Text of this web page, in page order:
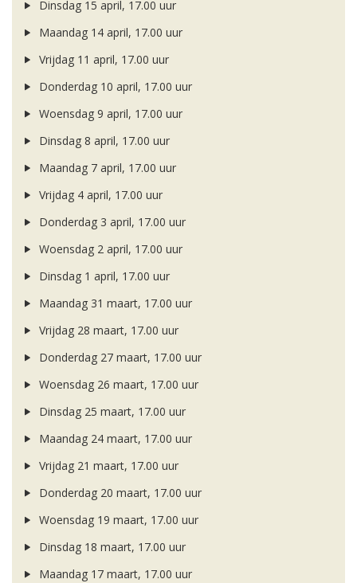
Dinsdag 15 april, 17.00 uur
Maandag 14 april, 17.00 uur
Vrijdag 11 april, 17.00 uur
Donderdag 10 april, 17.00 uur
Woensdag 9 april, 17.00 uur
Dinsdag 8 april, 17.00 uur
Maandag 7 april, 17.00 uur
Vrijdag 4 april, 17.00 uur
Donderdag 3 april, 17.00 uur
Woensdag 2 april, 17.00 uur
Dinsdag 1 april, 17.00 uur
Maandag 31 maart, 17.00 uur
Vrijdag 28 maart, 17.00 uur
Donderdag 27 maart, 17.00 uur
Woensdag 26 maart, 17.00 uur
Dinsdag 25 maart, 17.00 uur
Maandag 24 maart, 17.00 uur
Vrijdag 21 maart, 17.00 uur
Donderdag 20 maart, 17.00 uur
Woensdag 19 maart, 17.00 uur
Dinsdag 18 maart, 17.00 uur
Maandag 17 maart, 17.00 uur